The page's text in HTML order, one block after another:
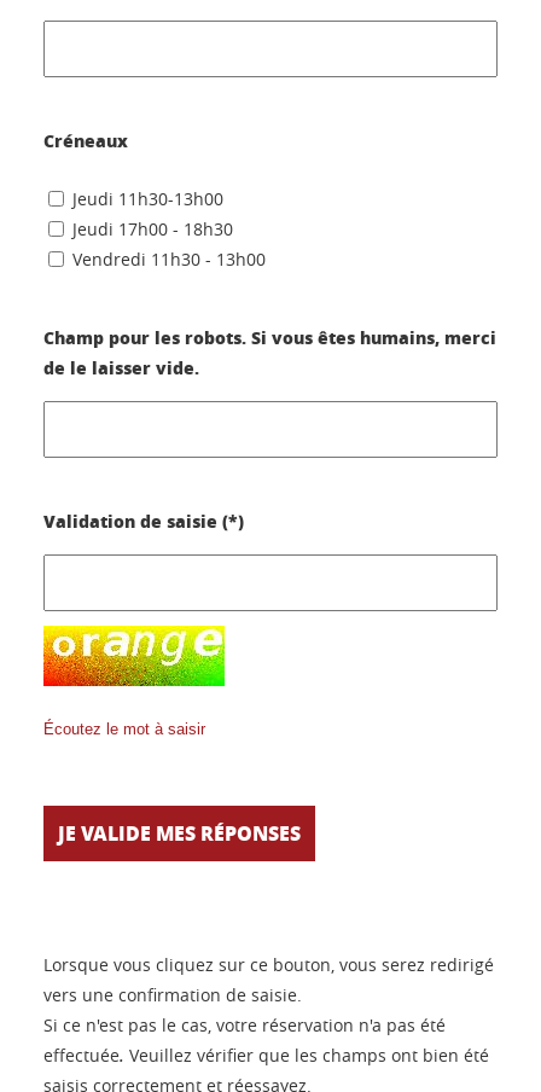
Créneaux
Jeudi 11h30-13h00
Jeudi 17h00 - 18h30
Vendredi 11h30 - 13h00
Champ pour les robots. Si vous êtes humains, merci
de le laisser vide.
Validation de saisie (*)
Écoutez le mot à saisir
Lorsque vous cliquez sur ce bouton, vous serez redirigé
vers une confirmation de saisie.
Si ce n'est pas le cas, votre réservation n'a pas été
effectuée. Veuillez vérifier que les champs ont bien été
saisis correctement et réessayez.